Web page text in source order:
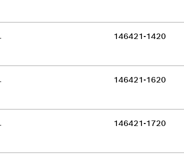
146421-1420
146421-1620
146421-1720